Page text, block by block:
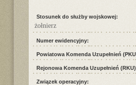
Stosunek do służby wojskowej:
żołnierz
Numer ewidencyjny:
Powiatowa Komenda Uzupełnień
Rejonowa Komenda Uzupełnień
Związek operacyjny: